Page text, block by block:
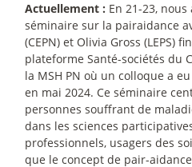
Actuellement : En 21-23,
séminaire sur la pairaidance
(CEPN) et Olivia Gross (LEPS)
plateforme Santé-sociétés du
la MSH PN où un colloque a
en mai 2024. Ce séminaire
personnes souffrant de
dans les sciences
professionnels, usagers des
que le concept de pair-